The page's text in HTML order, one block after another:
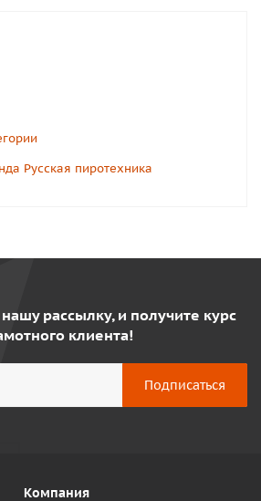
Русская пиротехника
рассылку, и получите курс
клиента!
Компания